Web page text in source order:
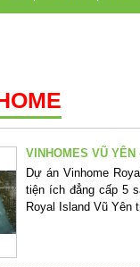
VINHOMES VŨ
Dự án Vinhome
tiện ích đẳng cấp 5
Royal Island Vũ Yên